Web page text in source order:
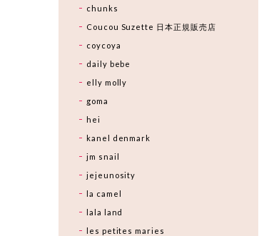
chunks
Coucou Suzette 日本正規販売店
coycoya
daily bebe
elly molly
goma
hei
kanel denmark
jm snail
jejeunosity
la camel
lala land
les petites maries